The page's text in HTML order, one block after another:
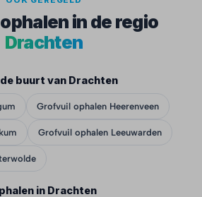
in de regio
Drachten
buurt van Drachten
Grofvuil ophalen Heerenveen
Grofvuil ophalen Leeuwarden
in Drachten